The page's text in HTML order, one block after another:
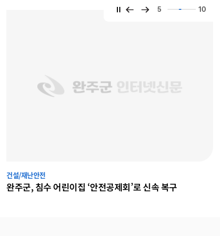
5 10
건설/재난안전
완주군, 침수 어린이집 ‘안전공제회’로 신속 복구